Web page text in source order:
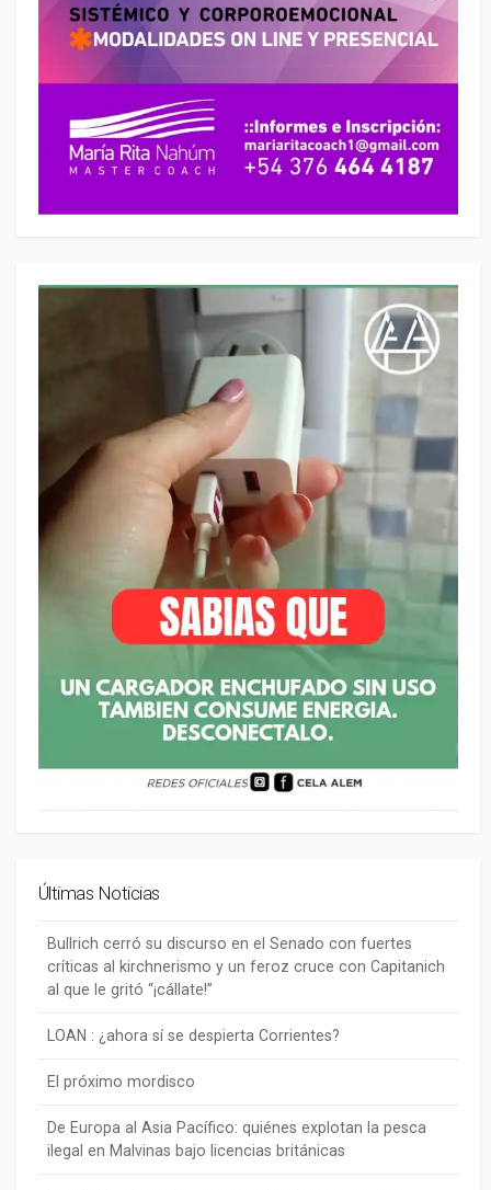
Últimas Noticias
Bullrich cerró su discurso en el Senado con fuertes
críticas al kirchnerismo y un feroz cruce con Capitanich
al que le gritó “¡cállate!”
LOAN : ¿ahora sí se despierta Corrientes?
El próximo mordisco
De Europa al Asia Pacífico: quiénes explotan la pesca
ilegal en Malvinas bajo licencias británicas